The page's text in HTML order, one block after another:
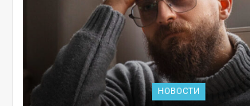
НОВОСТИ